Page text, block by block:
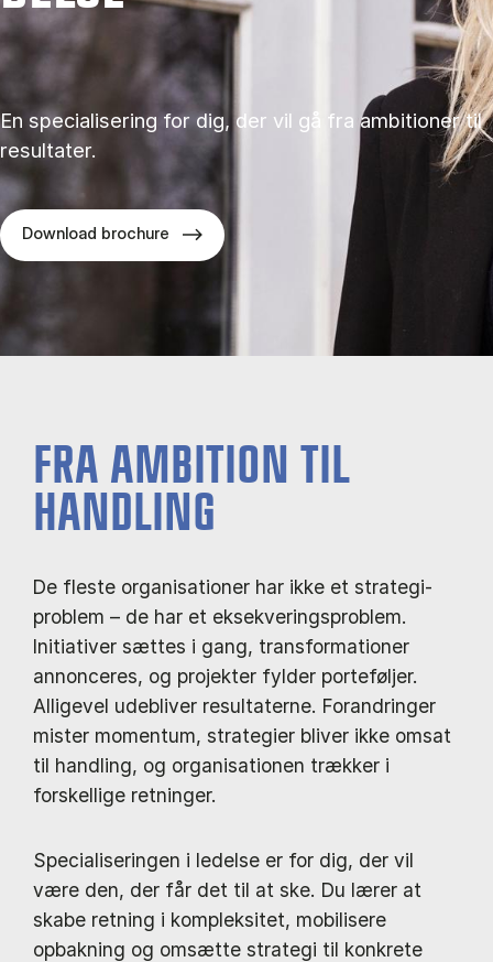
En specialisering for dig, der vil gå fra ambitioner til
resultater.
Download brochure
FRA AMBITION TIL
HANDLING
De fleste organisationer har ikke et strategi-
problem – de har et eksekveringsproblem.
Initiativer sættes i gang, transformationer
annonceres, og projekter fylder porteføljer.
Alligevel udebliver resultaterne. Forandringer
mister momentum, strategier bliver ikke omsat
til handling, og organisationen trækker i
forskellige retninger.
Specialiseringen i ledelse er for dig, der vil
være den, der får det til at ske. Du lærer at
skabe retning i kompleksitet, mobilisere
opbakning og omsætte strategi til konkrete